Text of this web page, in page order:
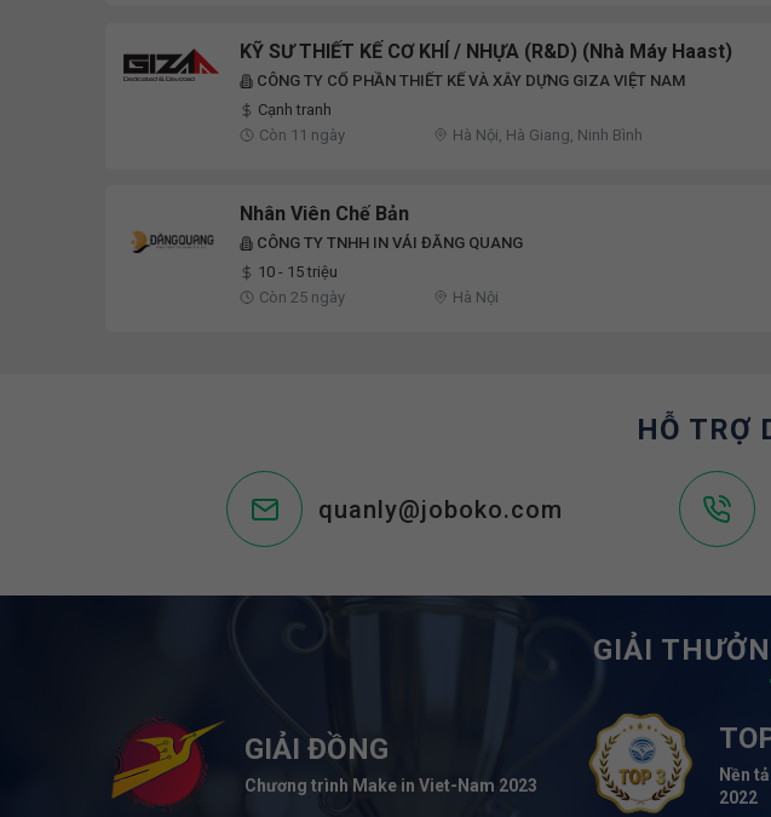
KỸ SƯ THIẾT KẾ CƠ KHÍ / NHỰA (R&D) (Nhà Máy Haast)
CÔNG TY CỔ PHẦN THIẾT KẾ VÀ XÂY DỰNG GIZA VIỆT NAM
Cạnh tranh
Còn 11 ngày
Hà Nội, Hà Giang, Ninh Bình
Nhân Viên Chế Bản
CÔNG TY TNHH IN VẢI ĐĂNG QUANG
10 - 15 triệu
Còn 25 ngày
Hà Nội
HỖ TRỢ
quanly@joboko.com
GIẢI
GIẢI ĐỒNG
Chương trình Make in Viet-Nam 2023
Nền
2022